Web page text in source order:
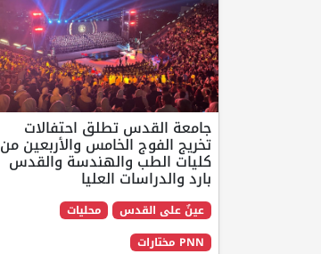
جامعة القدس تطلق احتفالات
تخريج الفوج الخامس والأربعين من
كليات الطب والهندسة والقدس
بارد والدراسات العليا
عينٌ على القدس
محليات
PNN مختارات